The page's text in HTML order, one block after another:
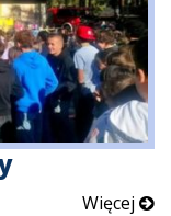
Więcej